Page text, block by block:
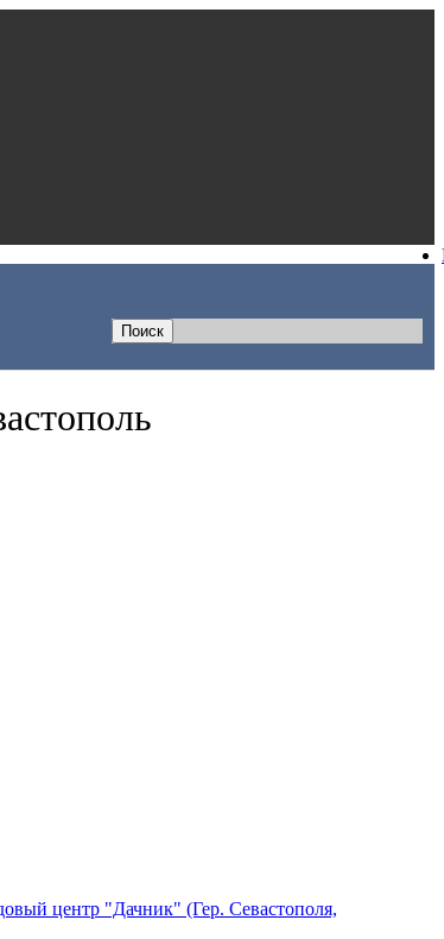
центр "Дачник" (Гер. Севастополя,